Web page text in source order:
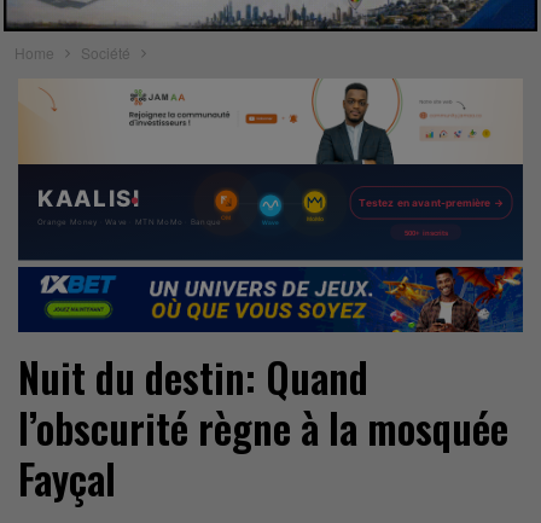
Home Société
Nuit du destin: Quand
l’obscurité règne à la mosquée
Fayçal